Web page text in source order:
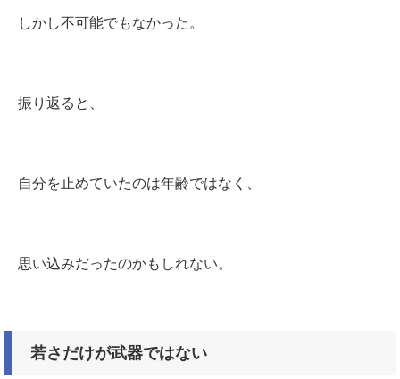
しかし不可能でもなかった。
振り返ると、
自分を止めていたのは年齢ではなく、
思い込みだったのかもしれない。
若さだけが武器ではない